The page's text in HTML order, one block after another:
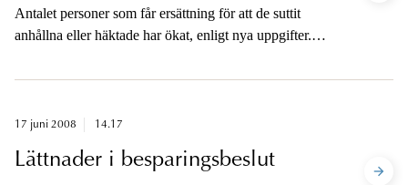
Antalet personer som får ersättning för att de suttit
anhållna eller häktade har ökat, enligt nya uppgifter.
frihetsberövade på felaktiga grunder.
17 juni 2008 14.17
Lättnader i besparingsbeslut